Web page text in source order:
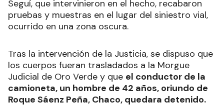
Seguí, que intervinieron en el hecho, recabaron
pruebas y muestras en el lugar del siniestro vial,
ocurrido en una zona oscura.
Tras la intervención de la Justicia, se dispuso que
los cuerpos fueran trasladados a la Morgue
Judicial de Oro Verde y que el conductor de la
camioneta, un hombre de 42 años, oriundo de
Roque Sáenz Peña, Chaco, quedara detenido.